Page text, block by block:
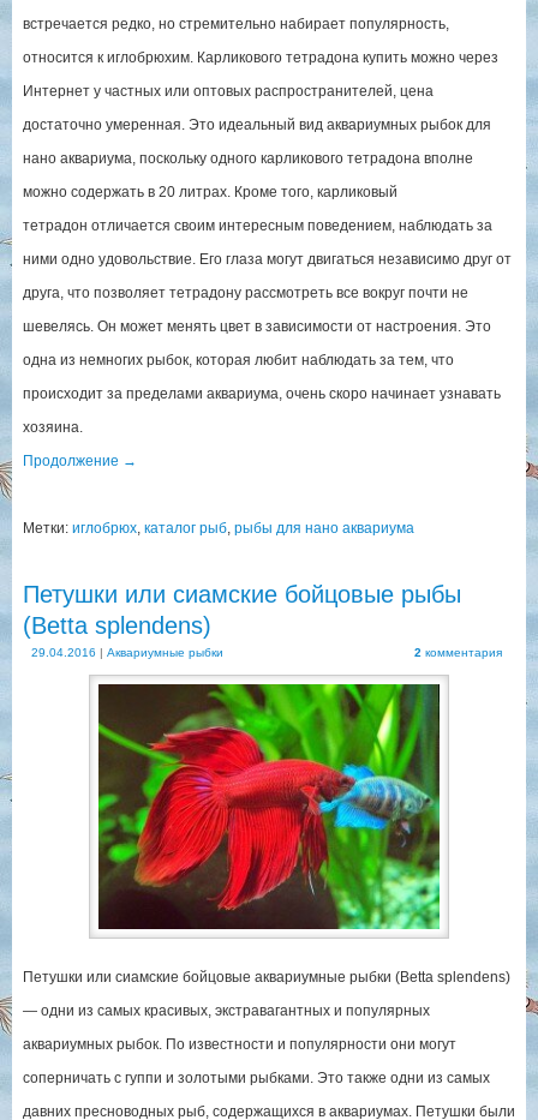
встречается редко, но стремительно набирает популярность,
относится к иглобрюхим. Карликового тетрадона купить можно через
Интернет у частных или оптовых распространителей, цена
достаточно умеренная. Это идеальный вид аквариумных рыбок для
нано аквариума, поскольку одного карликового тетрадона вполне
можно содержать в 20 литрах. Кроме того, карликовый
тетрадон отличается своим интересным поведением, наблюдать за
ними одно удовольствие. Его глаза могут двигаться независимо друг от
друга, что позволяет тетрадону рассмотреть все вокруг почти не
шевелясь. Он может менять цвет в зависимости от настроения. Это
одна из немногих рыбок, которая любит наблюдать за тем, что
происходит за пределами аквариума, очень скоро начинает узнавать
хозяина.
Продолжение →
Метки: иглобрюх, каталог рыб, рыбы для нано аквариума
Петушки или сиамские бойцовые рыбы
(Betta splendens)
29.04.2016 | Аквариумные рыбки 2 комментария
Петушки или сиамские бойцовые аквариумные рыбки (Betta splendens)
— одни из самых красивых, экстравагантных и популярных
аквариумных рыбок. По известности и популярности они могут
соперничать с гуппи и золотыми рыбками. Это также одни из самых
давних пресноводных рыб, содержащихся в аквариумах. Петушки были